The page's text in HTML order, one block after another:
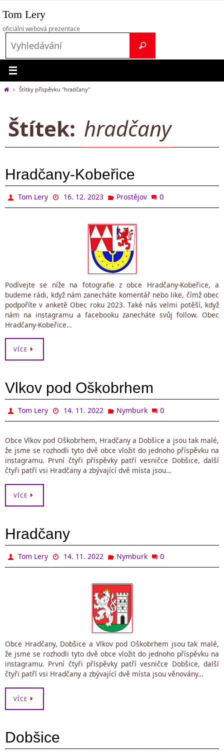
na
obsah
Tom Lery
oficiální webová prezentace
Vyhledávání
HomeŠtítky příspěvku "hradčany"
Štítek: hradčany
Hradčany-Kobeřice
Tom Lery 16. 12. 2023 Prostějov 0
Podívejte se níže na fotografie z obce Hradčany-Kobeřice, a
budeme rádi, když nám zanecháte komentář nebo like, čímž obec
podpoříte v anketě Obec roku 2023. Také nás velmi potěší, když
nám na instagramu a facebooku zanecháte svůj follow. Obec
Hradčany-Kobeřice…
VÍCE
Vlkov pod Oškobrhem
Tom Lery 14. 11. 2022 Nymburk 0
Obce Vlkov pod Oškobrhem, Hradčany a Dobšice a jsou tak malé,
že jsme se rozhodli tyto dvě obce vložit do jednoho příspěvku na
instagramu. První čtyři příspěvky patří vesničce Dobšice, další
čtyři patří vsi Hradčany a zbývající dvě místa jsou…
VÍCE
Hradčany
Tom Lery 14. 11. 2022 Nymburk 0
Obce Hradčany, Dobšice a Vlkov pod Oškobrhem jsou tak malé,
že jsme se rozhodli tyto dvě obce vložit do jednoho příspěvku na
instagramu. První čtyři příspěvky patří vesničce Dobšice, další
čtyři patří vsi Hradčany a zbývající dvě místa jsou věnovány…
VÍCE
Dobšice